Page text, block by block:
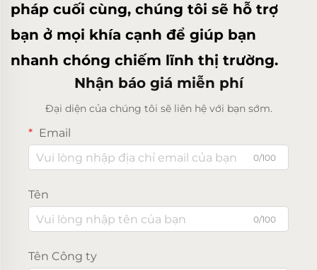
pháp cuối cùng, chúng tôi sẽ hỗ trợ
bạn ở mọi khía cạnh để giúp bạn
nhanh chóng chiếm lĩnh thị trường.
Nhận báo giá miễn phí
Đại diện của chúng tôi sẽ liên hệ với bạn sớm.
Email
0/100
Tên
0/100
Tên Công ty